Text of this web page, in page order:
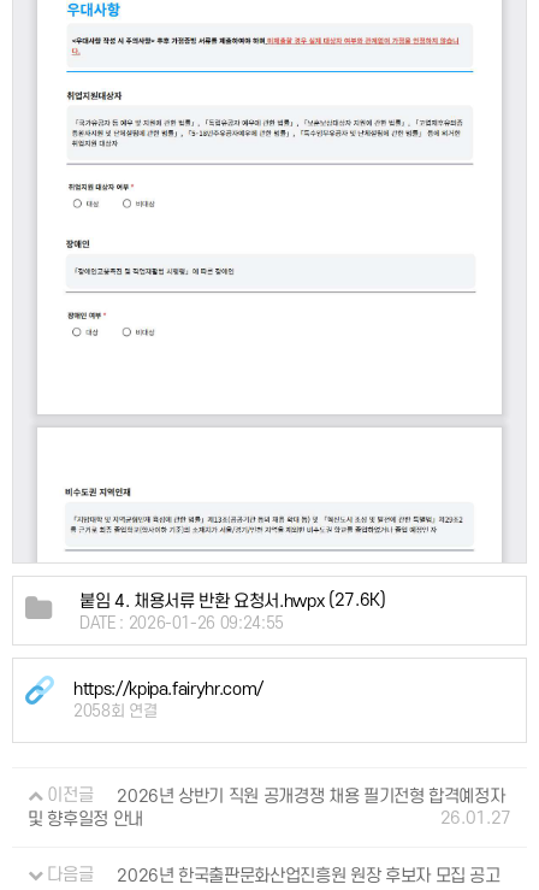
붙임 4. 채용서류 반환 요청서.hwpx(27.6K)
DATE : 2026-01-26 09:24:55
https://kpipa.fairyhr.com/
2058회 연결
이전글
2026년 상반기 직원 공개경쟁 채용 필기전형 합격예정자
및 향후일정 안내
26.01.27
다음글
2026년 한국출판문화산업진흥원 원장 후보자 모집 공고